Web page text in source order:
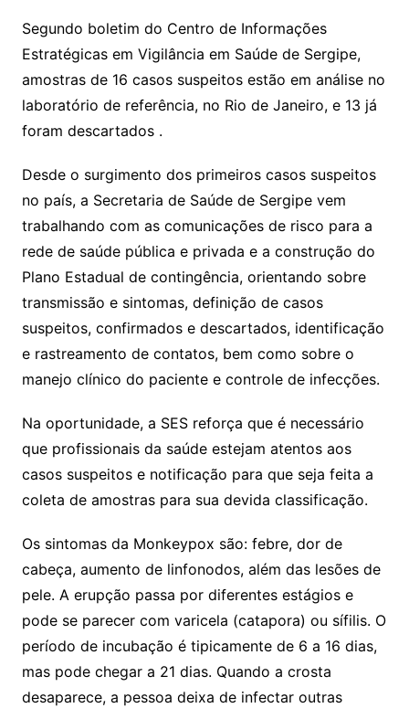
Segundo boletim do Centro de Informações
Estratégicas em Vigilância em Saúde de Sergipe,
amostras de 16 casos suspeitos estão em análise no
laboratório de referência, no Rio de Janeiro, e 13 já
foram descartados .
Desde o surgimento dos primeiros casos suspeitos
no país, a Secretaria de Saúde de Sergipe vem
trabalhando com as comunicações de risco para a
rede de saúde pública e privada e a construção do
Plano Estadual de contingência, orientando sobre
transmissão e sintomas, definição de casos
suspeitos, confirmados e descartados, identificação
e rastreamento de contatos, bem como sobre o
manejo clínico do paciente e controle de infecções.
Na oportunidade, a SES reforça que é necessário
que profissionais da saúde estejam atentos aos
casos suspeitos e notificação para que seja feita a
coleta de amostras para sua devida classificação.
Os sintomas da Monkeypox são: febre, dor de
cabeça, aumento de linfonodos, além das lesões de
pele. A erupção passa por diferentes estágios e
pode se parecer com varicela (catapora) ou sífilis. O
período de incubação é tipicamente de 6 a 16 dias,
mas pode chegar a 21 dias. Quando a crosta
desaparece, a pessoa deixa de infectar outras